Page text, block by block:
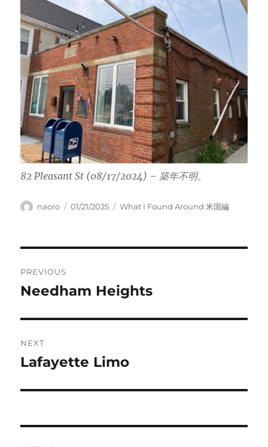
82 Pleasant St (08/17/2024) – 築年不明。
Author
naoro
Posted
01/21/2025 Categories
What I Found Around 米国編
navigation
PREVIOUS
Previous
Needham Heights
NEXT
Next
Lafayette Limo